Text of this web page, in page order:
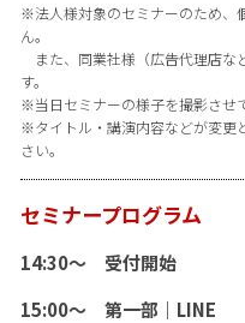
※法人様対象のセミナーのため、
ん。
また、同業社様（広告代理店な
す。
※当日セミナーの様子を撮影させ
※タイトル・講演内容などが変更
さい。
セミナープログラム
14:30～ 受付開始
15:00〜 第一部｜LINE